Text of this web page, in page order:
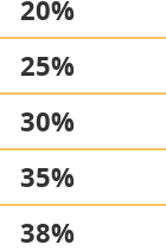
20%
25%
30%
35%
38%